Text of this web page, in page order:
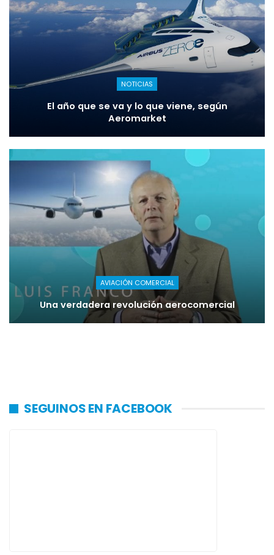
NOTICIAS
El año que se va y lo que viene, según
Aeromarket
AVIACIÓN COMERCIAL
Una verdadera revolución aerocomercial
SEGUINOS EN FACEBOOK